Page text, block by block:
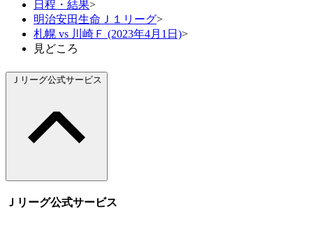
日程・結果>
明治安田生命Ｊ１リーグ>
札幌 vs 川崎Ｆ (2023年4月1日)>
見どころ
Ｊリーグ公式サービス
Ｊリーグ公式サービス